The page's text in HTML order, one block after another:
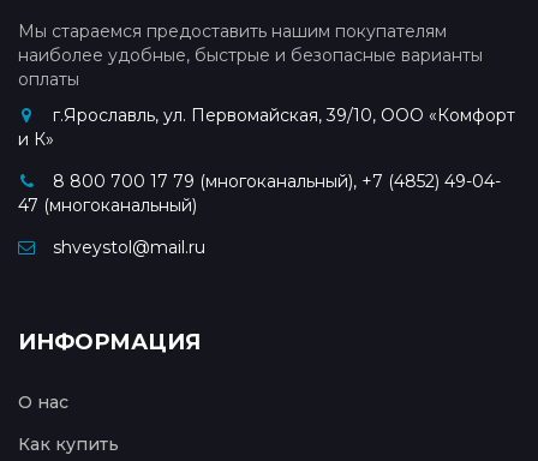
Мы стараемся предоставить нашим покупателям
наиболее удобные, быстрые и безопасные варианты
оплаты
г.Ярославль, ул. Первомайская, 39/10, ООО «Комфорт
и К»
8 800 700 17 79 (многоканальный), +7 (4852) 49-04-
47 (многоканальный)
shveystol@mail.ru
ИНФОРМАЦИЯ
О нас
Как купить